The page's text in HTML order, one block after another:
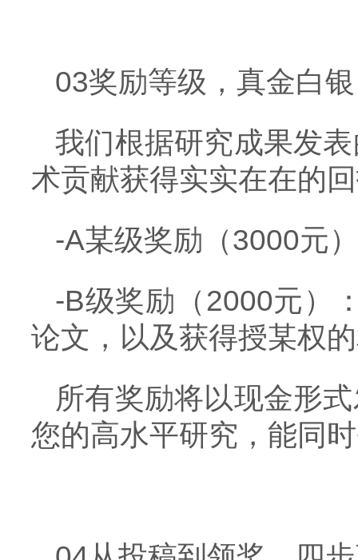
03奖励等级，真金白银
我们根据研究成果发
术贡献获得实实在在的
-A某级奖励（3000元
-B级奖励（2000元）
论文，以及获得授某权
所有奖励将以现金形
您的高水平研究，能同